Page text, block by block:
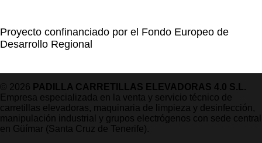
Proyecto confinanciado por el Fondo Europeo de
Desarrollo Regional
© 2026 PADILLA CARRETILLAS ELEVADORAS 4.0 S.L.
Empresa especializada en la venta y servicio técnico de
carretillas elevadoras, maquinaria de limpieza y desinfección,
manipulación industrial y grupos electrógenos con sede central
en Güímar (Santa Cruz de Tenerife).